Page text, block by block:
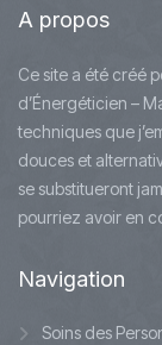
A propos
Ce site a été créé
d’Énergéticien –
techniques que
douces et
se substitueront
pourriez avoir en
Navigation
Soins des